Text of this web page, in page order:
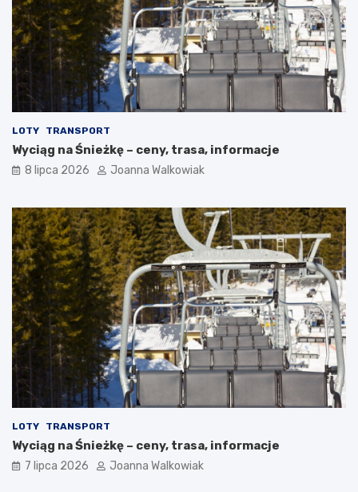
LOTY TRANSPORT
Wyciąg na Śnieżkę – ceny, trasa, informacje
8 lipca 2026 Joanna Walkowiak
LOTY TRANSPORT
Wyciąg na Śnieżkę – ceny, trasa, informacje
7 lipca 2026 Joanna Walkowiak